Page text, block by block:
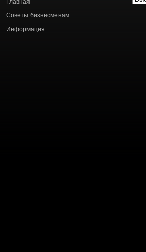
Советы бизнесменам
Информация